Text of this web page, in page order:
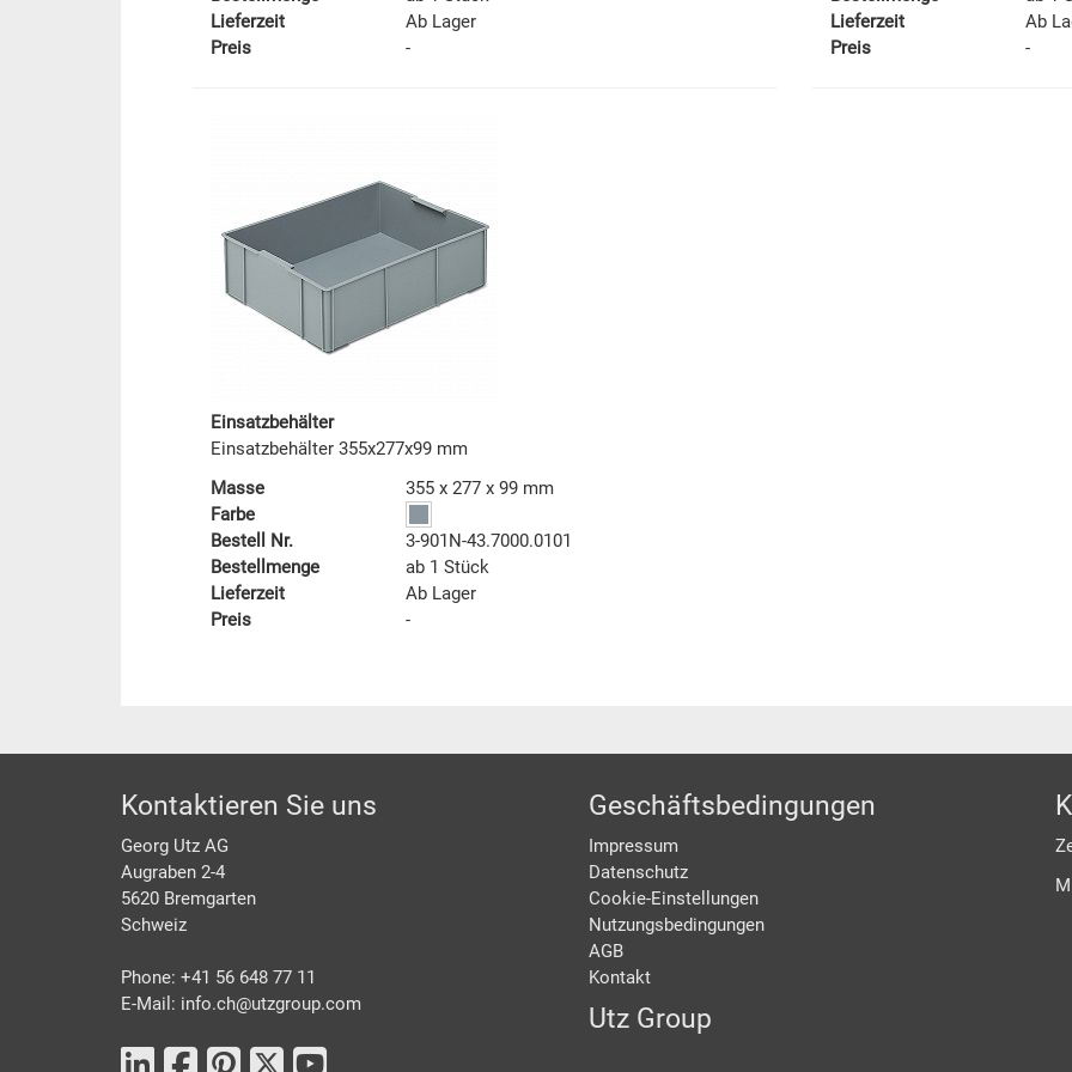
Lieferzeit
Ab Lager
Preis
-
Lieferzeit
Ab
Preis
-
Einsatzbehälter
Einsatzbehälter 355x277x99 mm
Masse
355 x 277 x 99 mm
Farbe
Bestell Nr.
3-901N-43.7000.0101
Bestellmenge
ab 1 Stück
Lieferzeit
Ab Lager
Preis
-
Footer
Kontaktieren Sie uns
Georg Utz AG
Augraben 2-4
5620 Bremgarten
Schweiz
Phone: +41 56 648 77 11
E-Mail: info.ch@utzgroup.com
Geschäftsbedingungen
Impressum
Datenschutz
Cookie-Einstellungen
Nutzungsbedingungen
AGB
Kontakt
Utz Group